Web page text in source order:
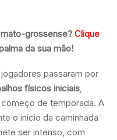
grossense? Clique
da sua mão!
passaram por
físicos iniciais,
de temporada. A
o início da caminhada
ser intenso, com